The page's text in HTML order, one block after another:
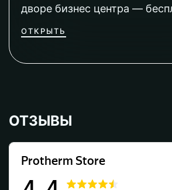
дворе бизнес центра —
ОТКРЫТЬ
ОТЗЫВЫ